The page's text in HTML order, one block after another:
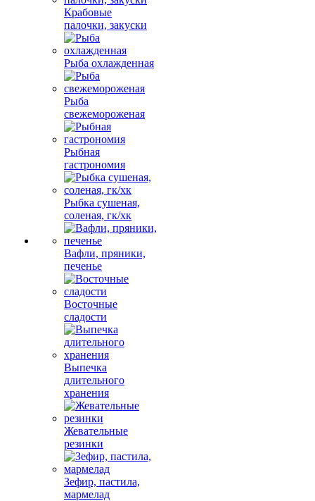
Крабовые
палочки, закуски
Рыба охлажденная
Рыба
свежемороженая
Рыбная
гастрономия
Рыбка сушеная,
соленая, гк/хк
Вафли, пряники,
печенье
Восточные
сладости
Выпечка
длительного
хранения
Жевательные
резинки
Зефир, пастила,
мармелад